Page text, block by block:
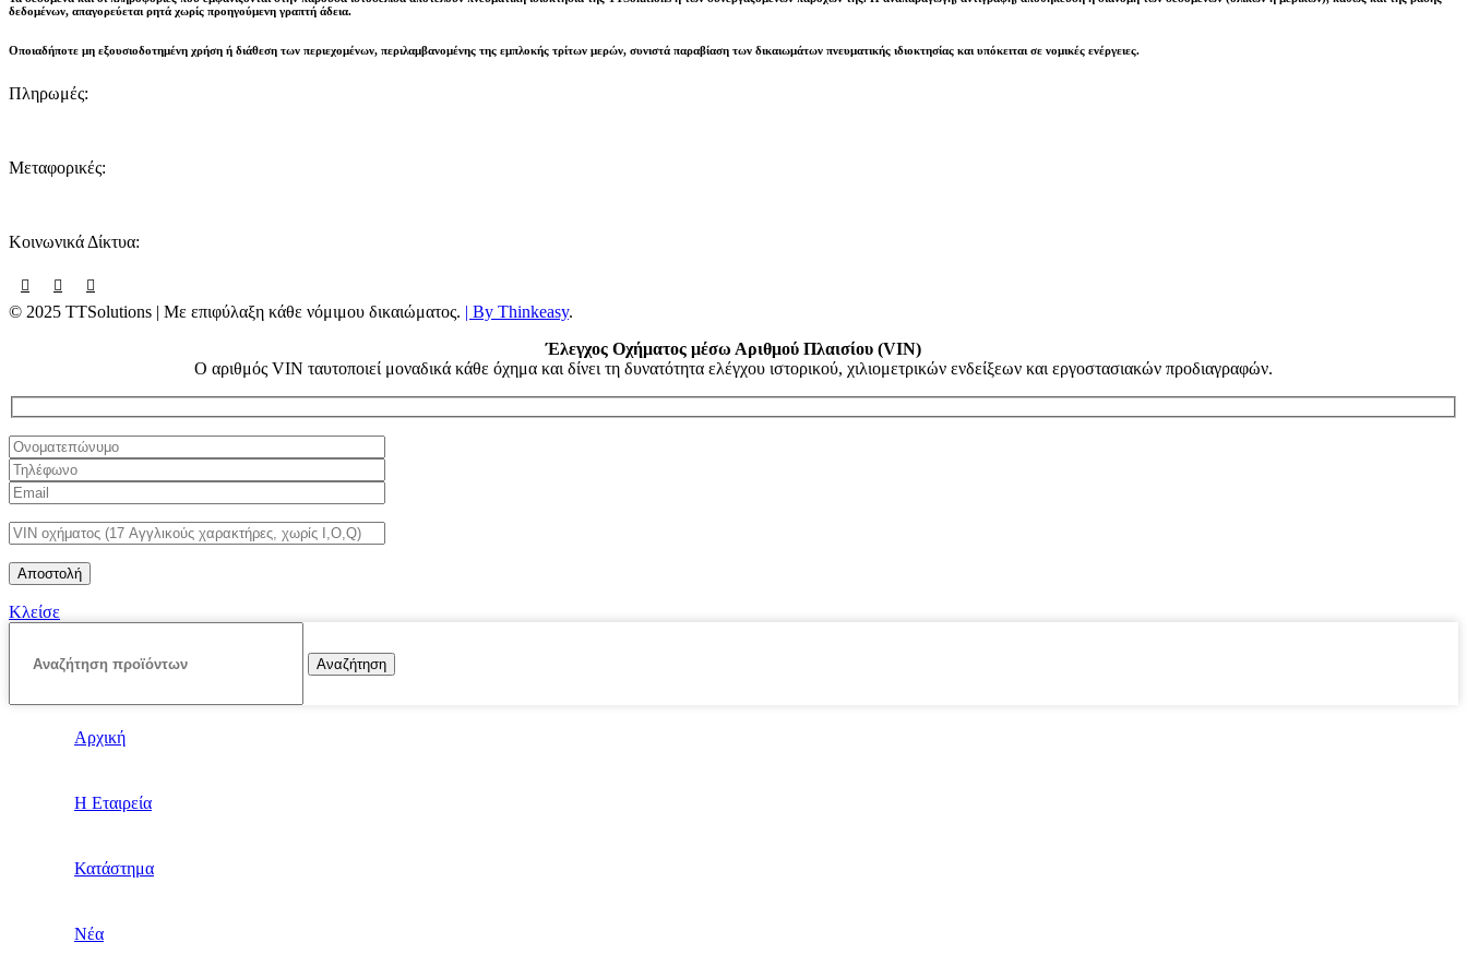
δεδομένων, απαγορεύεται ρητά χωρίς προηγούμενη γραπτή άδεια.
Οποιαδήποτε μη εξουσιοδοτημένη χρήση ή διάθεση των περιεχομένων, περιλαμβανομένης της εμπλοκής τρίτων μερών, συνιστά παραβίαση των δικαιωμάτων πνευματικής ιδιοκτησίας καιυπόκειται σε νομικές ενέργειες.
Πληρωμές:
Μεταφορικές:
Κοινωνικά Δίκτυα:
© 2025 TTSolutions | Με επιφύλαξη κάθε νόμιμου δικαιώματος. | By Thinkeasy.
Έλεγχος Οχήματος μέσω Αριθμού Πλαισίου (VIN)
Ο αριθμός VIN ταυτοποιεί μοναδικά κάθε όχημα και δίνει τη δυνατότητα ελέγχου ιστορικού, χιλιομετρικών ενδείξεων και εργοστασιακών προδιαγραφών.
Κλείσε
Αναζήτηση
Αρχική
Η Εταιρεία
Κατάστημα
Νέα